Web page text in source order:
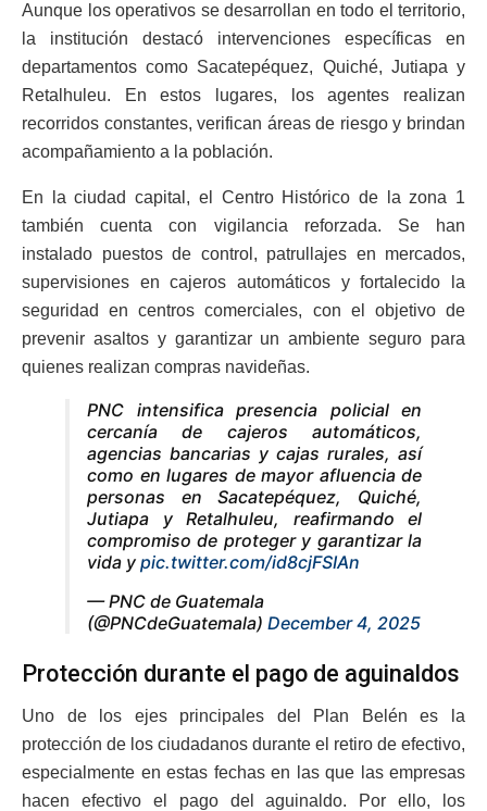
Aunque los operativos se desarrollan en todo el territorio,
la institución destacó intervenciones específicas en
departamentos como Sacatepéquez, Quiché, Jutiapa y
Retalhuleu. En estos lugares, los agentes realizan
recorridos constantes, verifican áreas de riesgo y brindan
acompañamiento a la población.
En la ciudad capital, el Centro Histórico de la zona 1
también cuenta con vigilancia reforzada. Se han
instalado puestos de control, patrullajes en mercados,
supervisiones en cajeros automáticos y fortalecido la
seguridad en centros comerciales, con el objetivo de
prevenir asaltos y garantizar un ambiente seguro para
quienes realizan compras navideñas.
PNC intensifica presencia policial en
cercanía de cajeros automáticos,
agencias bancarias y cajas rurales, así
como en lugares de mayor afluencia de
personas en Sacatepéquez, Quiché,
Jutiapa y Retalhuleu, reafirmando el
compromiso de proteger y garantizar la
vida y pic.twitter.com/id8cjFSIAn
— PNC de Guatemala
(@PNCdeGuatemala) December 4, 2025
Protección durante el pago de aguinaldos
Uno de los ejes principales del Plan Belén es la
protección de los ciudadanos durante el retiro de efectivo,
especialmente en estas fechas en las que las empresas
hacen efectivo el pago del aguinaldo. Por ello, los